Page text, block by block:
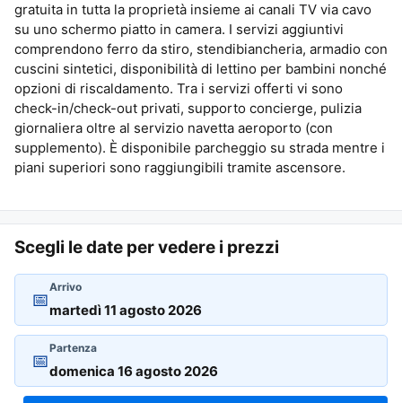
gratuita in tutta la proprietà insieme ai canali TV via cavo
su uno schermo piatto in camera. I servizi aggiuntivi
comprendono ferro da stiro, stendibiancheria, armadio con
cuscini sintetici, disponibilità di lettino per bambini nonché
opzioni di riscaldamento. Tra i servizi offerti vi sono
check-in/check-out privati, supporto concierge, pulizia
giornaliera oltre al servizio navetta aeroporto (con
supplemento). È disponibile parcheggio su strada mentre i
piani superiori sono raggiungibili tramite ascensore.
Scegli le date per vedere i prezzi
📅
Arrivo
📅
Partenza